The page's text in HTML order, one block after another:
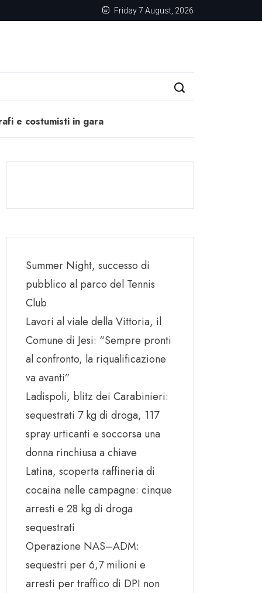
Friday 7 August, 2026
e costumisti in gara
Summer Night, successo di
pubblico al parco del Tennis
Club
Lavori al viale della Vittoria, il
Comune di Jesi: “Sempre pronti
al confronto, la riqualificazione
va avanti”
Ladispoli, blitz dei Carabinieri:
sequestrati 7 kg di droga, 117
spray urticanti e soccorsa una
donna rinchiusa a chiave
Latina, scoperta raffineria di
cocaina nelle campagne: cinque
arresti e 28 kg di droga
sequestrati
Operazione NAS–ADM:
sequestri per 6,7 milioni e
arresti per traffico di DPI non